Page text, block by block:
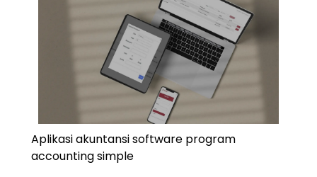
Aplikasi akuntansi software program
accounting simple